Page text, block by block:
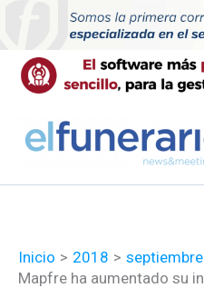
contenido
Inicio 2018 septiembre
Mapfre ha aumentado su